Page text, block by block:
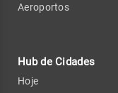
Aeroportos
Hub de Cidades
Hoje